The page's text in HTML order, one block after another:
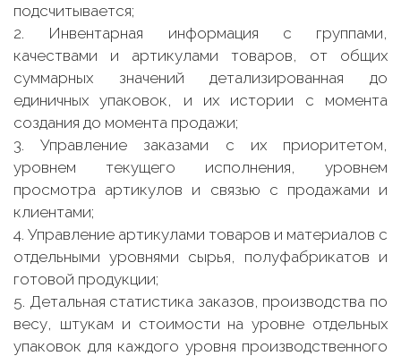
подсчитывается;
2. Инвентарная информация с группами,
качествами и артикулами товаров, от общих
суммарных значений детализированная до
единичных упаковок, и их истории с момента
создания до момента продажи;
3. Управление заказами с их приоритетом,
уровнем текущего исполнения, уровнем
просмотра артикулов и связью с продажами и
клиентами;
4. Управление артикулами товаров и материалов с
отдельными уровнями сырья, полуфабрикатов и
готовой продукции;
5. Детальная статистика заказов, производства по
весу, штукам и стоимости на уровне отдельных
упаковок для каждого уровня производственного